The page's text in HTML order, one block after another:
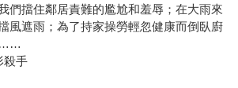
們擋住鄰居責難的尷尬和羞辱；在大雨來
風遮雨；為了持家操勞輕忽健康而倒臥廚
……
殺手